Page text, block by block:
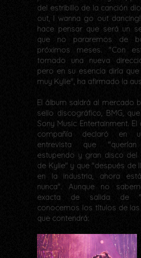
del estribillo de la canción
out, I wanna go out
hace pensar que será un
que no pararemos de
próximos meses. "Con
tomado una nueva
pero en su esencia diría
muy Kylie", ha afirmado la
El álbum saldrá al mercado
sello discográfico, BMG,
Sony Music Entertainment.
compañía declaró en
entrevista que
estupendo y gran disco del
de Kylie" y que "después de
en la industria, ahora
nunca". Aunque no
exacta de salida de
conocemos los títulos de las
que contendrá: